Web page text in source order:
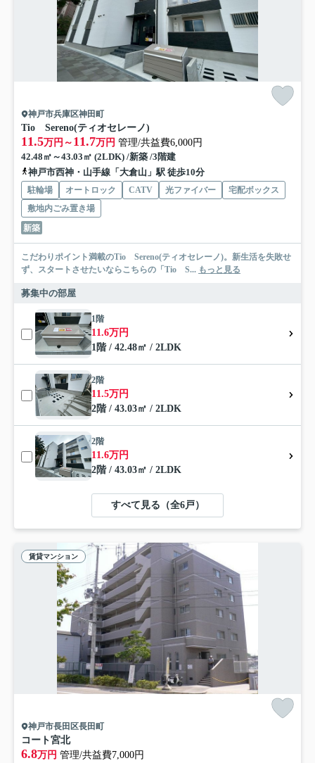
神戸市兵庫区神田町
Tio Sereno(ティオセレーノ)
11.5万円～ 11.7万円 管理/共益費6,000円
42.48㎡～43.03㎡ (2LDK) /新築 /3階建
神戸市西神・山手線「大倉山」駅 徒歩10分
駐輪場 オートロック CATV 光ファイバー
宅配ボックス
敷地内ごみ置き場
新築
こだわりポイント満載のTio Sereno(ティオセレーノ)。新生活を失敗せ
ず、スタートさせたいならこちらの「Tio S... もっと見る
募集中の部屋
1階
11.6万円
1階 / 42.48㎡ / 2LDK
2階
11.5万円
2階 / 43.03㎡ / 2LDK
2階
11.6万円
2階 / 43.03㎡ / 2LDK
すべて見る（全6戸）
賃貸マンション
神戸市長田区長田町
コート宮北
6.8万円 管理/共益費7,000円